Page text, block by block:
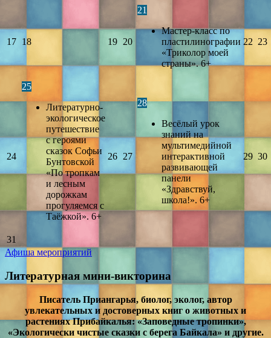
17 18 19 20
21
Мастер-класс по
пластилинографии
«Триколор моей
страны». 6+
22 23
24
25
Литературно-
экологическое
путешествие
с героями
сказок Софьи
Бунтовской
«По тропкам
и лесным
дорожкам
прогуляемся с
Таёжкой». 6+
26 27
28
Весёлый урок
знаний на
мультимедийной
интерактивной
развивающей
панели
«Здравствуй,
школа!». 6+
29 30
31
Афиша мероприятий
Литературная мини-викторина
Писатель Приангарья, биолог, эколог, автор
увлекательных и достоверных книг о животных и
растениях Прибайкалья: «Заповедные тропинки»,
«Экологически чистые сказки с берега Байкала» и другие.